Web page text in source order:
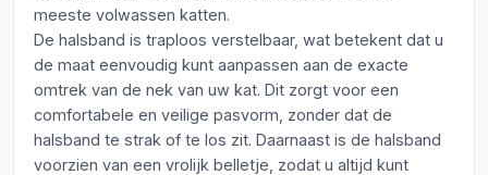
meeste volwassen katten.
De halsband is traploos verstelbaar, wat betekent dat u
de maat eenvoudig kunt aanpassen aan de exacte
omtrek van de nek van uw kat. Dit zorgt voor een
comfortabele en veilige pasvorm, zonder dat de
halsband te strak of te los zit. Daarnaast is de halsband
voorzien van een vrolijk belletje, zodat u altijd kunt